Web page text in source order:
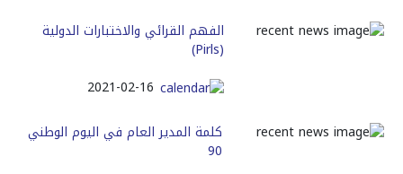
الفهم القرائي والاختبارات الدولية
(Pirls)
2021-02-16
كلمة المدير العام في اليوم الوطني
90